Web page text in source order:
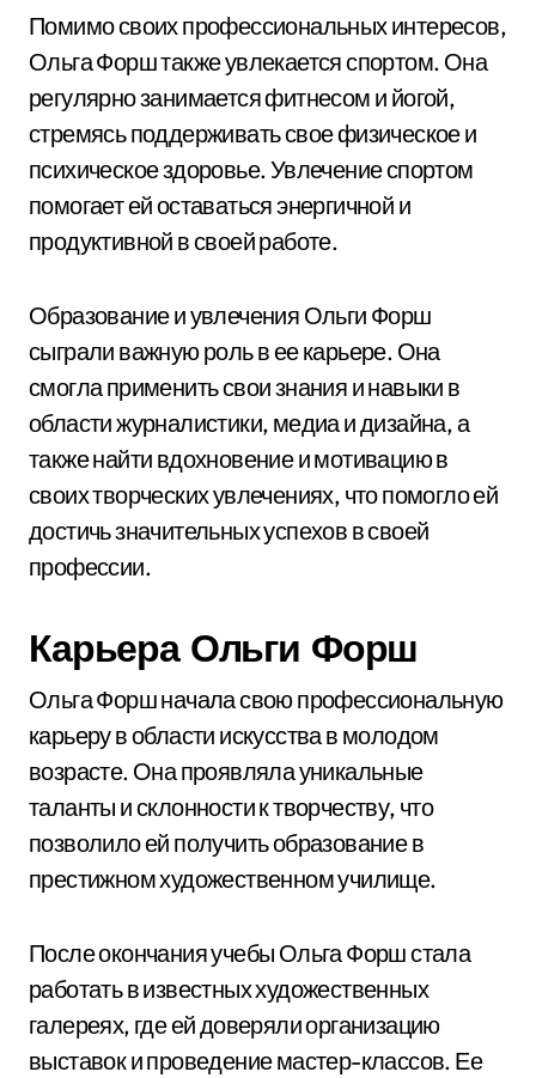
Помимо своих профессиональных интересов,
Ольга Форш также увлекается спортом. Она
регулярно занимается фитнесом и йогой,
стремясь поддерживать свое физическое и
психическое здоровье. Увлечение спортом
помогает ей оставаться энергичной и
продуктивной в своей работе.
Образование и увлечения Ольги Форш
сыграли важную роль в ее карьере. Она
смогла применить свои знания и навыки в
области журналистики, медиа и дизайна, а
также найти вдохновение и мотивацию в
своих творческих увлечениях, что помогло ей
достичь значительных успехов в своей
профессии.
Карьера Ольги Форш
Ольга Форш начала свою профессиональную
карьеру в области искусства в молодом
возрасте. Она проявляла уникальные
таланты и склонности к творчеству, что
позволило ей получить образование в
престижном художественном училище.
После окончания учебы Ольга Форш стала
работать в известных художественных
галереях, где ей доверяли организацию
выставок и проведение мастер-классов. Ее